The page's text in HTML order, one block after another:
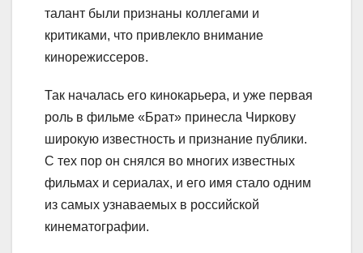
талант были признаны коллегами и
критиками, что привлекло внимание
кинорежиссеров.
Так началась его кинокарьера, и уже первая
роль в фильме «Брат» принесла Чиркову
широкую известность и признание публики.
С тех пор он снялся во многих известных
фильмах и сериалах, и его имя стало одним
из самых узнаваемых в российской
кинематографии.